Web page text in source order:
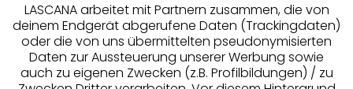
LASCANA arbeitet mit Partnern zusammen, die von
deinem Endgerät abgerufene Daten (Trackingdaten)
oder die von uns übermittelten pseudonymisierten
Daten zur Aussteuerung unserer Werbung sowie
auch zu eigenen Zwecken (z.B. Profilbildungen) / zu